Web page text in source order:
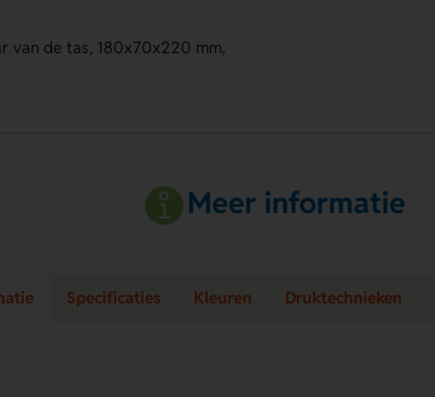
van de tas, 180x70x220 mm,
Meer informatie
Specificaties Kleuren Druktechnieken